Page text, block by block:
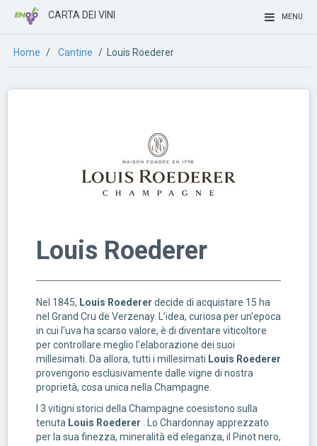
MENU
CARTA DEI VINI
Home / Cantine / Louis Roederer
Louis Roederer
Nel 1845, Louis Roederer decide di acquistare 15 ha
nel Grand Cru de Verzenay. L’idea, curiosa per un'epoca
in cui l'uva ha scarso valore, è di diventare viticoltore
per controllare meglio l'elaborazione dei suoi
millesimati. Da allora, tutti i millesimati Louis Roederer
provengono esclusivamente dalle vigne di nostra
proprietà, cosa unica nella Champagne.
I 3 vitigni storici della Champagne coesistono sulla
tenuta Louis Roederer . Lo Chardonnay apprezzato
per la sua finezza, mineralità ed eleganza, il Pinot nero,